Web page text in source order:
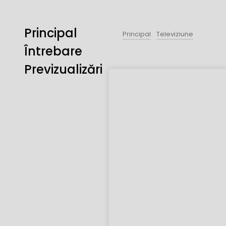
Principal
Întrebare
Previzualizări
Principal Televiziune